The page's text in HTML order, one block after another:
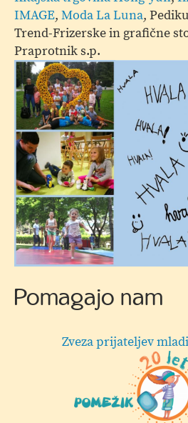
IMAGE, Moda La Luna,
Trend-Frizerske in grafične
Praprotnik s.p.
Pomagajo nam
Zveza prijateljev mladine